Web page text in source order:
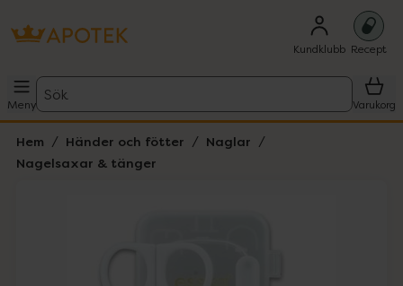
Kundklubb Recept
Meny
Sök
Varukorg
Hem Händer och fötter
Naglar
Nagelsaxar & tänger